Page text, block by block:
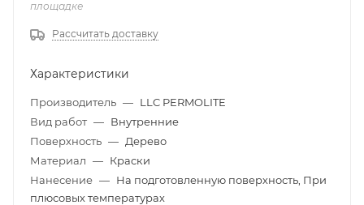
площадке
Рассчитать доставку
Характеристики
Производитель — LLC PERMOLITE
Вид работ — Внутренние
Поверхность — Дерево
Материал — Краски
Нанесение — На подготовленную поверхность, При
плюсовых температурах